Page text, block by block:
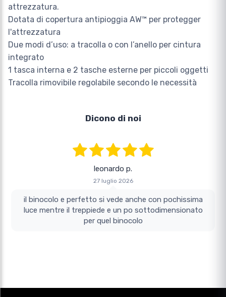
attrezzatura.
Dotata di copertura antipioggia AW™ per protegger
l'attrezzatura
Due modi d’uso: a tracolla o con l’anello per cintura
integrato
1 tasca interna e 2 tasche esterne per piccoli oggetti
Tracolla rimovibile regolabile secondo le necessità
Dicono di noi
leonardo p.
27 luglio 2026
il binocolo e perfetto si vede anche con pochissima
luce mentre il treppiede e un po sottodimensionato
per quel binocolo